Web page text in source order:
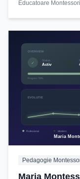
Educatoare
Pedagogie
Maria